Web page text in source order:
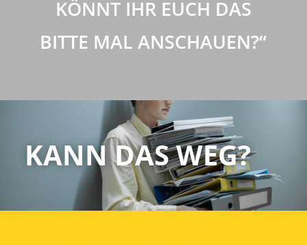
KÖNNT IHR EUCH DAS
BITTE MAL ANSCHAUEN?“
KANN DAS WEG?